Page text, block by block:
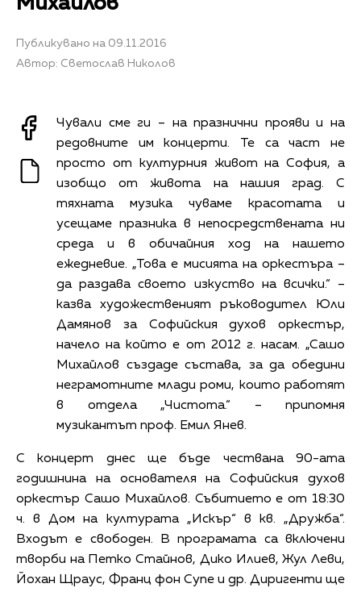
Михайлов
Публикувано на 09.11.2016
Автор: Светослав Николов
Чували сме ги – на празнични прояви и на
редовните им концерти. Те са част не
просто от културния живот на София, а
изобщо от живота на нашия град. С
тяхната музика чуваме красотата и
усещаме празника в непосредствената ни
среда и в обичайния ход на нашето
ежеднeвие. „Това е мисията на оркестъра –
да раздава своето изкуство на всички.“ –
казва художественият ръководител Юли
Дамянов за Софийския духов оркестър,
начело на който е от 2012 г. насам. „Сашо
Михайлов създаде състава, за да обедини
неграмотните млади роми, които работят
в отдела „Чистота.“ – припомня
музикантът проф. Емил Янев.
С концерт днес ще бъде чествана 90-ата
годишнина на основателя на Софийския духов
оркестър Сашо Михайлов. Събитието е от 18:30
ч. в Дом на културата „Искър“ в кв. „Дружба“.
Входът е свободен. В програмата са включени
творби на Петко Стайнов, Дико Илиев, Жул Леви,
Йохан Щраус, Франц фон Супе и др. Диригенти ще